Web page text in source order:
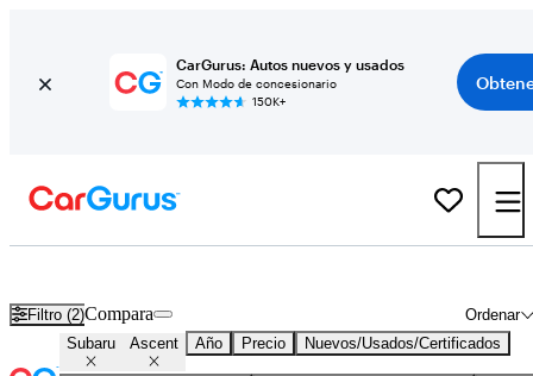
CarGurus: Autos nuevos y usados
Con Modo de concesionario
150K+
Filtro (2) Ordenar
Compara
Subaru Ascent Año Precio Nuevos/Usados/Certificados